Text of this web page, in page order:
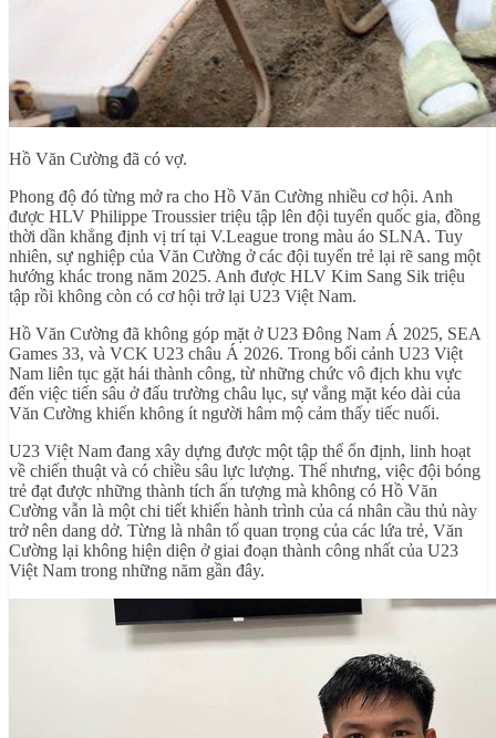
Hồ Văn Cường đã có vợ.
Phong độ đó từng mở ra cho Hồ Văn Cường nhiều cơ hội. Anh
được HLV Philippe Troussier triệu tập lên đội tuyển quốc gia, đồng
thời dần khẳng định vị trí tại V.League trong màu áo SLNA. Tuy
nhiên, sự nghiệp của Văn Cường ở các đội tuyển trẻ lại rẽ sang một
hướng khác trong năm 2025. Anh được HLV Kim Sang Sik triệu
tập rồi không còn có cơ hội trở lại U23 Việt Nam.
Hồ Văn Cường đã không góp mặt ở U23 Đông Nam Á 2025, SEA
Games 33, và VCK U23 châu Á 2026. Trong bối cảnh U23 Việt
Nam liên tục gặt hái thành công, từ những chức vô địch khu vực
đến việc tiến sâu ở đấu trường châu lục, sự vắng mặt kéo dài của
Văn Cường khiến không ít người hâm mộ cảm thấy tiếc nuối.
U23 Việt Nam đang xây dựng được một tập thể ổn định, linh hoạt
về chiến thuật và có chiều sâu lực lượng. Thế nhưng, việc đội bóng
trẻ đạt được những thành tích ấn tượng mà không có Hồ Văn
Cường vẫn là một chi tiết khiến hành trình của cá nhân cầu thủ này
trở nên dang dở. Từng là nhân tố quan trọng của các lứa trẻ, Văn
Cường lại không hiện diện ở giai đoạn thành công nhất của U23
Việt Nam trong những năm gần đây.